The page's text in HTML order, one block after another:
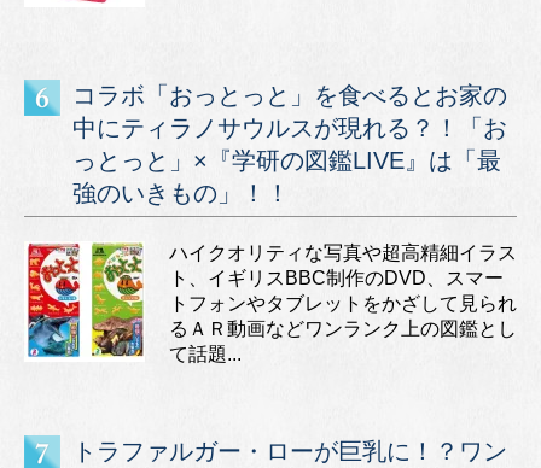
コラボ「おっとっと」を食べるとお家の
中にティラノサウルスが現れる？！「お
っとっと」×『学研の図鑑LIVE』は「最
強のいきもの」！！
ハイクオリティな写真や超高精細イラス
ト、イギリスBBC制作のDVD、スマー
トフォンやタブレットをかざして見られ
るＡＲ動画などワンランク上の図鑑とし
て話題...
トラファルガー・ローが巨乳に！？ワン